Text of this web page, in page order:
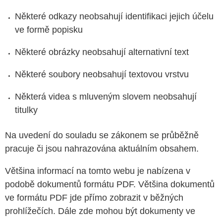
Některé odkazy neobsahují identifikaci jejich účelu
ve formě popisku
Některé obrázky neobsahují alternativní text
Některé soubory neobsahují textovou vrstvu
Některá videa s mluveným slovem neobsahují
titulky
Na uvedení do souladu se zákonem se průběžně
pracuje či jsou nahrazována aktuálním obsahem.
Většina informací na tomto webu je nabízena v
podobě dokumentů formátu PDF. Většina dokumentů
ve formátu PDF jde přímo zobrazit v běžných
prohlížečích. Dále zde mohou být dokumenty ve